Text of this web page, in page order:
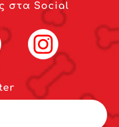
στα Social
YouTube Instagram